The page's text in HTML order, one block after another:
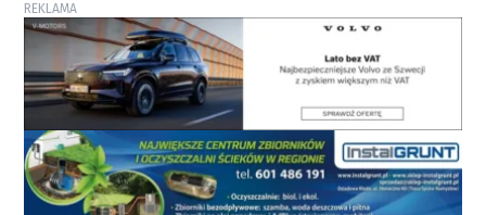
REKLAMA